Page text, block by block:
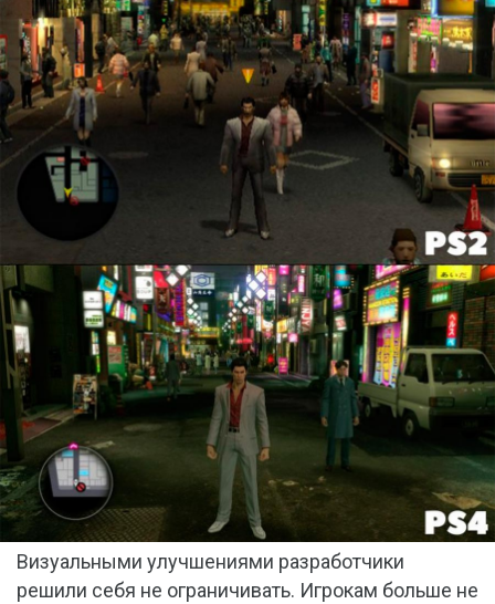
Визуальными улучшениями разработчики
решили себя не ограничивать. Игрокам больше не